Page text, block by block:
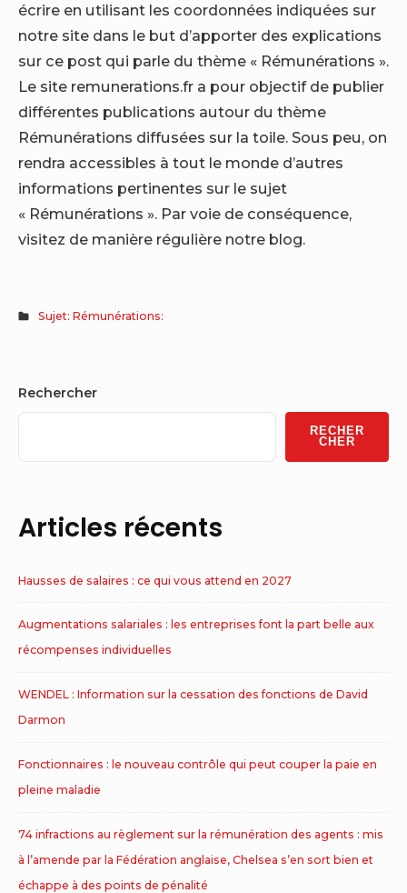
écrire en utilisant les coordonnées indiquées sur
notre site dans le but d’apporter des explications
sur ce post qui parle du thème « Rémunérations ».
Le site remunerations.fr a pour objectif de publier
différentes publications autour du thème
Rémunérations diffusées sur la toile. Sous peu, on
rendra accessibles à tout le monde d’autres
informations pertinentes sur le sujet
« Rémunérations ». Par voie de conséquence,
visitez de manière régulière notre blog.
Sujet: Rémunérations:
Sidebar
Widget
Area
Rechercher
RECHER
CHER
Articles récents
Hausses de salaires : ce qui vous attend en 2027
Augmentations salariales : les entreprises font la part belle aux
récompenses individuelles
WENDEL : Information sur la cessation des fonctions de David
Darmon
Fonctionnaires : le nouveau contrôle qui peut couper la paie en
pleine maladie
74 infractions au règlement sur la rémunération des agents : mis
à l’amende par la Fédération anglaise, Chelsea s’en sort bien et
échappe à des points de pénalité